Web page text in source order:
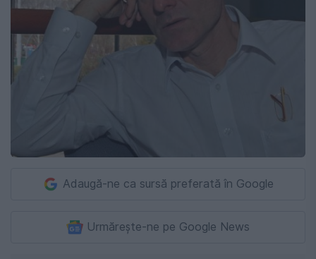
Adaugă-ne ca sursă preferată în Google
Urmărește-ne pe Google News